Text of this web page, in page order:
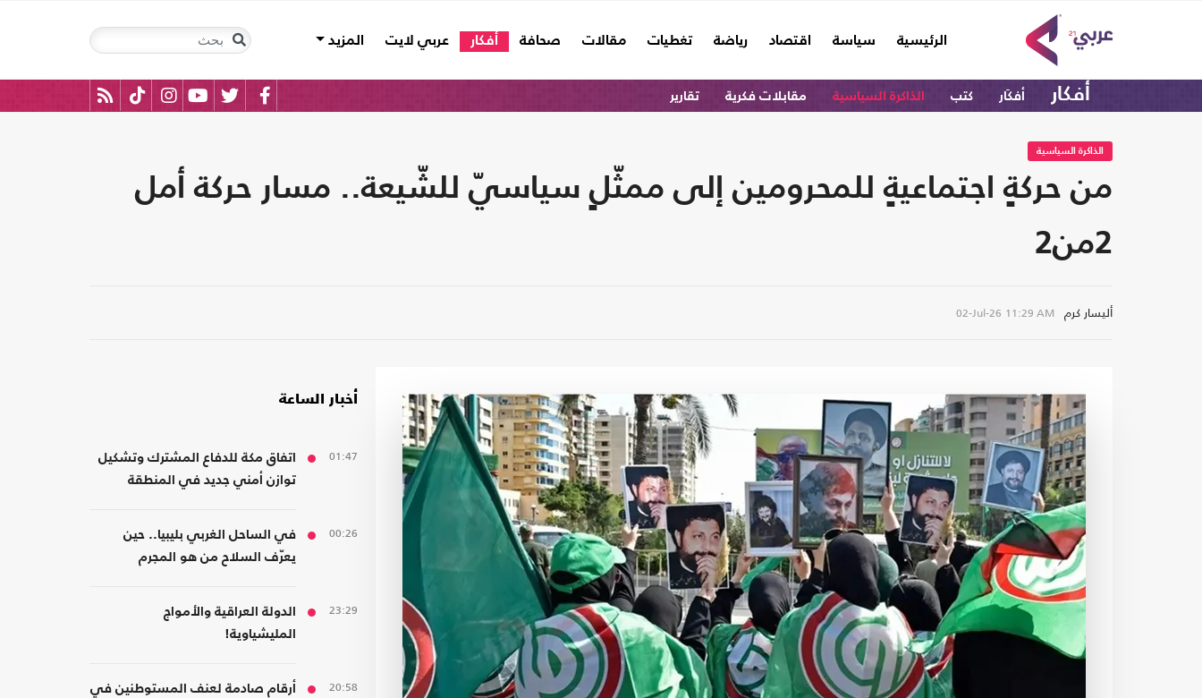
الرئيسية
(current) سياسة اقتصاد رياضة تغطيات مقالات صحافة أفكار عربي لايت المزيد
أفكار أفكَار كتب الذاكرة السياسية مقابلات فكرية تقارير
الذاكرة السياسية
من حركةٍ اجتماعيةٍ للمحرومين إلى ممثّلٍ سياسيّ للشّيعة.. مسار حركة أمل
2من2
أليسار كرم 02-Jul-26 11:29 AM
أخبار الساعة
01:47
اتفاق مكة للدفاع المشترك وتشكيل
توازن أمني جديد في المنطقة
00:26
في الساحل الغربي بليبيا.. حين
يعرّف السلاح من هو المجرم
23:29
الدولة العراقية والأمواج
المليشياوية!
20:58
أرقام صادمة لعنف المستوطنين في